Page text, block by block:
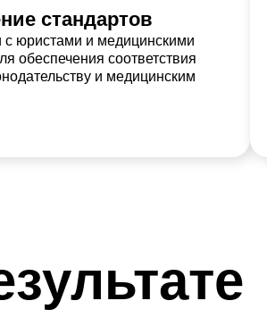
стандартов
с юристами и медицинскими
обеспечения соответствия
и медицинским